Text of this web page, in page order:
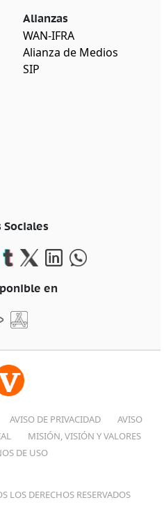
Alianzas
WAN-IFRA
Alianza de Medios
SIP
Sociales
en
AVISO DE PRIVACIDAD
AVISO
MISIÓN, VISIÓN Y VALORES
DE USO
LOS DERECHOS RESERVADOS